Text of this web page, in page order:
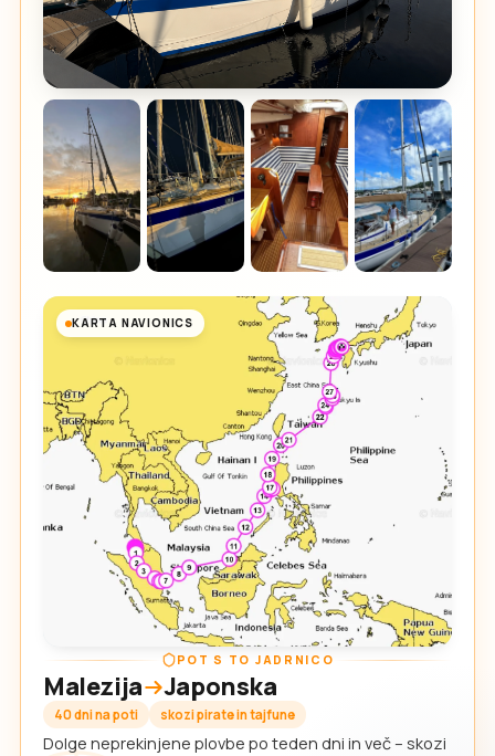
KARTA NAVIONICS
POT S TO JADRNICO
Malezija Japonska
40 dni na poti skozi pirate in tajfune
Dolge neprekinjene plovbe po teden dni in več – skozi